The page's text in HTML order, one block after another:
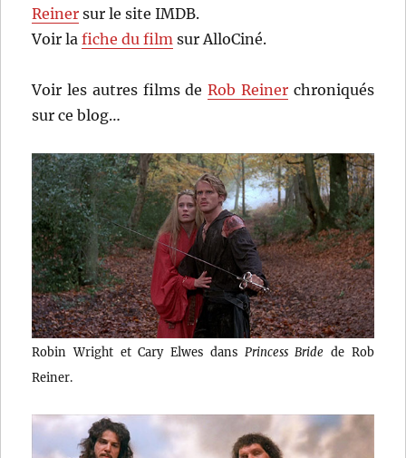
Reiner sur le site IMDB.
Voir lafiche du film sur AlloCiné.
Voir les autres films deRob Reinerchroniqués
sur ce blog…
Robin Wright et Cary Elwes dans Princess Bride de Rob
Reiner.